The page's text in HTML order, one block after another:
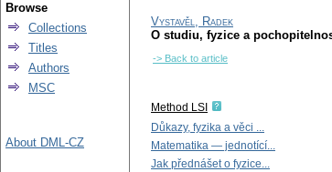
Vystavěl, Radek
O studiu, fyzice a
-> Back to article
Method LSI
Důkazy, fyzika a věci ...
Matematika — jednotící...
Jak přednášet o fyzice...
Browse
Collections
Titles
Authors
MSC
About DML-CZ